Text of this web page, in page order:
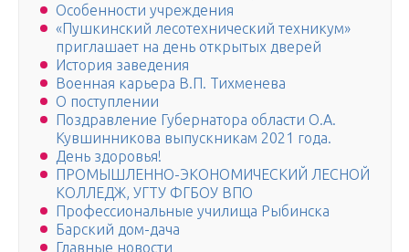
Особенности учреждения
«Пушкинский лесотехнический техникум»
приглашает на день открытых дверей
История заведения
Военная карьера В.П. Тихменева
О поступлении
Поздравление Губернатора области О.А.
Кувшинникова выпускникам 2021 года.
День здоровья!
ПРОМЫШЛЕННО-ЭКОНОМИЧЕСКИЙ ЛЕСНОЙ
КОЛЛЕДЖ, УГТУ ФГБОУ ВПО
Профессиональные училища Рыбинска
Барский дом-дача
Главные новости